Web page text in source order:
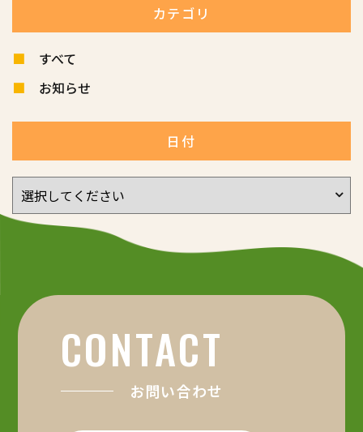
カテゴリ
すべて
お知らせ
日付
CONTACT
お問い合わせ